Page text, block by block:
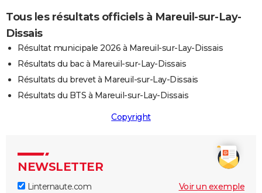
Tous les résultats officiels à Mareuil-sur-Lay-
Dissais
Résultat municipale 2026 à Mareuil-sur-Lay-Dissais
Résultats du bac à Mareuil-sur-Lay-Dissais
Résultats du brevet à Mareuil-sur-Lay-Dissais
Résultats du BTS à Mareuil-sur-Lay-Dissais
Copyright
NEWSLETTER
Linternaute.com Voir un exemple